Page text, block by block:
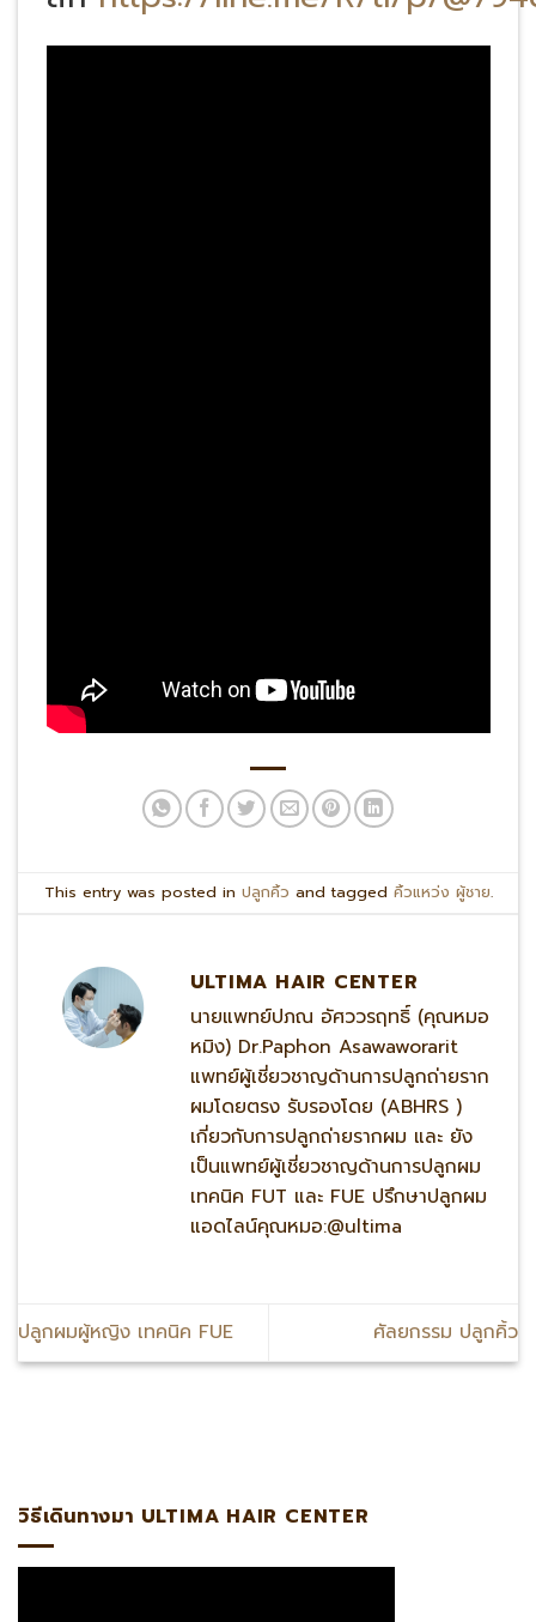
This entry was posted in ปลูกคิ้ว and tagged คิ้วแหว่ง ผู้ชาย.
ULTIMA HAIR CENTER
นายแพทย์ปภณ อัศววรฤทธิ์ (คุณหมอ
หมิง) Dr.Paphon Asawaworarit
แพทย์ผู้เชี่ยวชาญด้านการปลูกถ่ายราก
ผมโดยตรง รับรองโดย (ABHRS )
เกี่ยวกับการปลูกถ่ายรากผม และ ยัง
เป็นแพทย์ผู้เชี่ยวชาญด้านการปลูกผม
เทคนิค FUT และ FUE ปรึกษาปลูกผม
แอดไลน์คุณหมอ:@ultima
ปลูกผมผู้หญิง เทคนิค FUE ศัลยกรรม ปลูกคิ้ว
วิธีเดินทางมา ULTIMA HAIR CENTER